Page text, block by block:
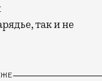
так и не